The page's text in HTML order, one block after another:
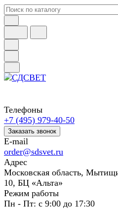
Телефоны
+7 (495) 979-40-50
Заказать звонок
E-mail
order@sdsvet.ru
Адрес
Московская область,
10, БЦ «Альта»
Режим работы
Пн - Пт: с 9:00 до 17:30